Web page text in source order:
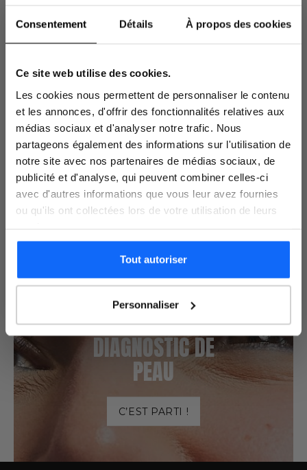
Consentement Détails À propos des cookies
Ce site web utilise des cookies.
Les cookies nous permettent de personnaliser le contenu
et les annonces, d'offrir des fonctionnalités relatives aux
médias sociaux et d'analyser notre trafic. Nous
partageons également des informations sur l'utilisation de
notre site avec nos partenaires de médias sociaux, de
publicité et d'analyse, qui peuvent combiner celles-ci
avec d'autres informations que vous leur avez fournies
ou qu'ils ont collectées lors de votre utilisation de leurs
Tout autoriser
Personnaliser
PEELING, SÉRUM, CRÈME
VISAGE, KITS ET ROUTINES
Protocole Éclat du
teint peaux sèches
Sérum Vitamine C 10% +
peeling acide glycolique 10%
68,80 € 58,48 €
CRÈME VISAGE, PEELING,
SÉRUM
Protocole Éclat du
teint peaux
sensibles
Sérum Vitamine C 10% +
peeling doux PHA 14%
59,80 € 50,83 €
VOTRE
DIAGNOSTIC DE
PEAU
C’EST PARTI !
-15%
En vous inscrivant à la newsletter sur votre
1ère commande sans min d'achat*